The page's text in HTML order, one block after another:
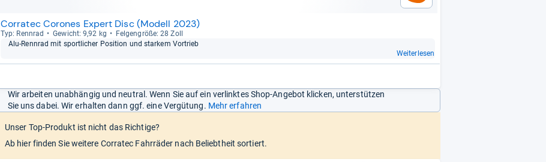
Corratec Corones Expert Disc (Modell 2023)
Typ: Renn­rad Gewicht: 9,92 kg
Fel­gen­größe: 28 Zoll
Alu-​Renn­rad mit sport­li­cher Posi­tion und star­kem Vor­trieb
Weiterlesen
Wir arbeiten unabhängig und neutral. Wenn Sie auf ein verlinktes Shop-Angebot klicken, unterstützen
Sie uns dabei. Wir erhalten dann ggf. eine Vergütung. Mehr erfahren
Unser Top-Produkt ist nicht das Richtige?
Ab hier finden Sie weitere Corratec Fahrräder nach Beliebtheit sortiert.